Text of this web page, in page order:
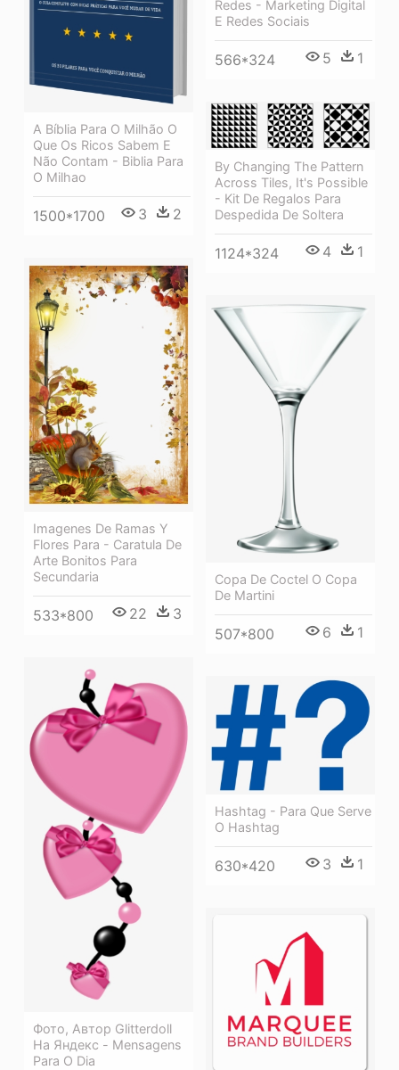
Redes - Marketing Digital
E Redes Sociais
566*324 5 1
A Bíblia Para O Milhão O
Que Os Ricos Sabem E
Não Contam - Biblia Para
O Milhao
1500*1700 3 2
By Changing The Pattern
Across Tiles, It's Possible
- Kit De Regalos Para
Despedida De Soltera
1124*324 4 1
Imagenes De Ramas Y
Flores Para - Caratula De
Arte Bonitos Para
Secundaria
533*800 22 3
Copa De Coctel O Copa
De Martini
507*800 6 1
Фото, Автор Glitterdoll
На Яндекс - Mensagens
Para O Dia
Hashtag - Para Que Serve
O Hashtag
630*420 3 1